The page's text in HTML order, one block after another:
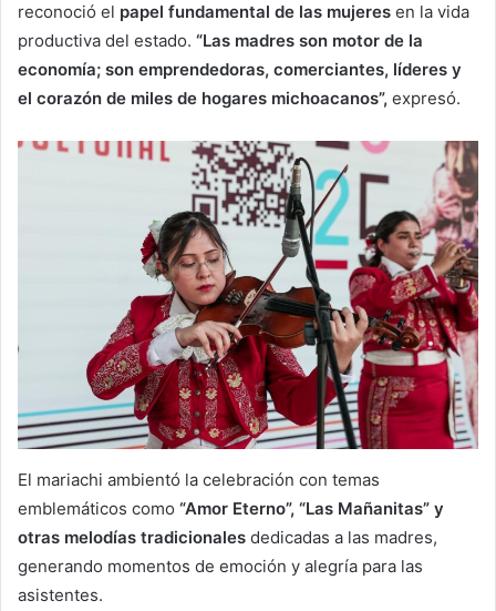
reconoció el papel fundamental de las mujeres en la vida
productiva del estado. “Las madres son motor de la
economía; son emprendedoras, comerciantes, líderes y
el corazón de miles de hogares michoacanos”, expresó.
El mariachi ambientó la celebración con temas
emblemáticos como “Amor Eterno”, “Las Mañanitas” y
otras melodías tradicionales dedicadas a las madres,
generando momentos de emoción y alegría para las
asistentes.